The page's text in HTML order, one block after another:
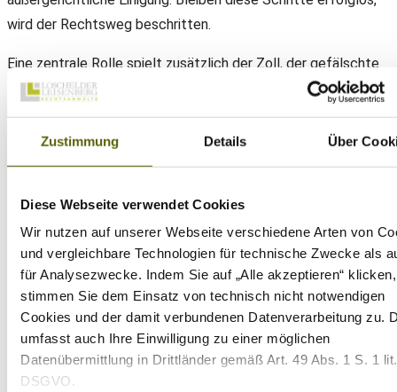
Zustimmung Details Über
Diese Webseite verwendet Cookies
Wir nutzen auf unserer Webseite verschiedene Arten von
und vergleichbare Technologien für technische Zwecke als
für Analysezwecke. Indem Sie auf „Alle akzeptieren“ klicken,
stimmen Sie dem Einsatz von technisch nicht notwendigen
Cookies und der damit verbundenen Datenverarbeitung zu.
umfasst auch Ihre Einwilligung zu einer möglichen
Datenübermittlung in Drittländer gemäß Art. 49 Abs. 1 S. 1
DSGVO.
wird der Rechtsweg beschritten.
Eine zentrale Rolle spielt zusätzlich der Zoll, der gefälschte
Waren an den Grenzen aufhält. Rechtsanwälte arbeiten eng
mit den Zollbehörden zusammen, um Fälschungen frühzeitig
zu erkennen und zu beschlagnahmen.
Gerichtsverfahren von entscheidender Bedeutung. Dazu
gehört die sorgfältige Dokumentation der gefälschten
Produkte, der Vertriebswege und der betroffenen
Markenrechte. Rechtsanwälte unterstützen Unternehmen bei
der Sammlung und Aufbereitung der notwendigen
Informationen.
Anwalt gegen Produktpiraterie